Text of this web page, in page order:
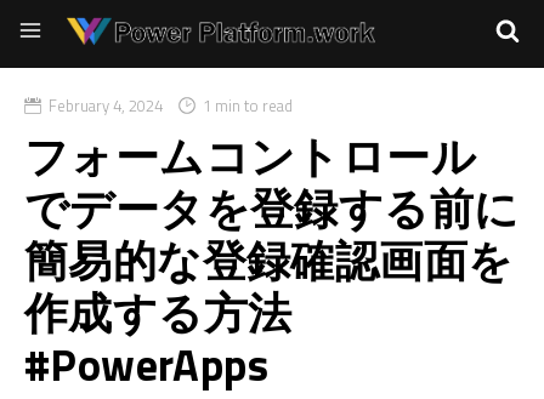
February 4, 2024 1 min to read
フォームコントロール
でデータを登録する前に
簡易的な登録確認画面を
作成する方法
#PowerApps